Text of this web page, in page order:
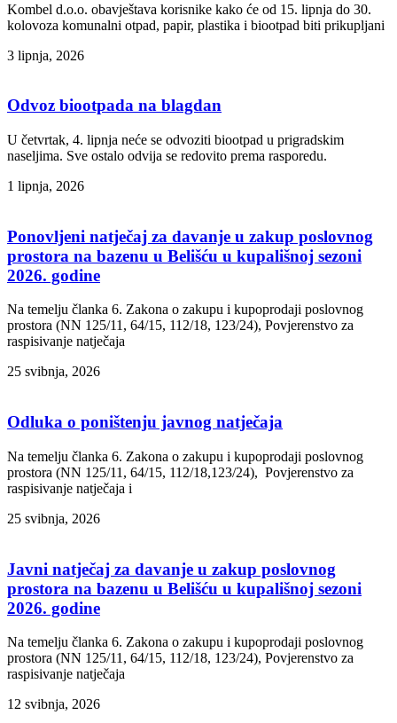
Kombel d.o.o. obavještava korisnike kako će od 15. lipnja do 30.
kolovoza komunalni otpad, papir, plastika i biootpad biti prikupljani
3 lipnja, 2026
Odvoz biootpada na blagdan
U četvrtak, 4. lipnja neće se odvoziti biootpad u prigradskim
naseljima. Sve ostalo odvija se redovito prema rasporedu.
1 lipnja, 2026
Ponovljeni natječaj za davanje u zakup poslovnog
prostora na bazenu u Belišću u kupališnoj sezoni
2026. godine
Na temelju članka 6. Zakona o zakupu i kupoprodaji poslovnog
prostora (NN 125/11, 64/15, 112/18, 123/24), Povjerenstvo za
raspisivanje natječaja
25 svibnja, 2026
Odluka o poništenju javnog natječaja
Na temelju članka 6. Zakona o zakupu i kupoprodaji poslovnog
prostora (NN 125/11, 64/15, 112/18,123/24), Povjerenstvo za
raspisivanje natječaja i
25 svibnja, 2026
Javni natječaj za davanje u zakup poslovnog
prostora na bazenu u Belišću u kupališnoj sezoni
2026. godine
Na temelju članka 6. Zakona o zakupu i kupoprodaji poslovnog
prostora (NN 125/11, 64/15, 112/18, 123/24), Povjerenstvo za
raspisivanje natječaja
12 svibnja, 2026